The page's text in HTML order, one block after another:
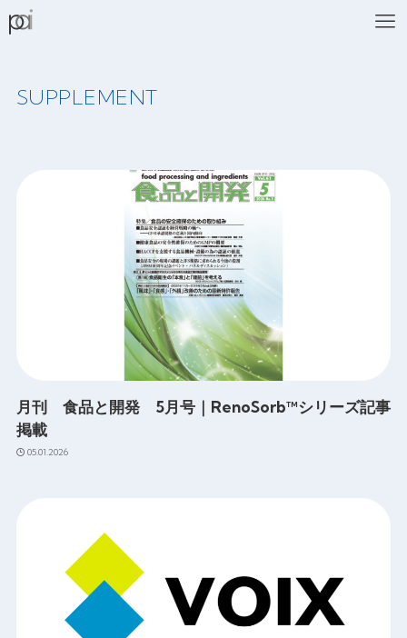
SUPPLEMENT
月刊 食品と開発 5月号｜RenoSorb™シリーズ記事
掲載
05.01.2026